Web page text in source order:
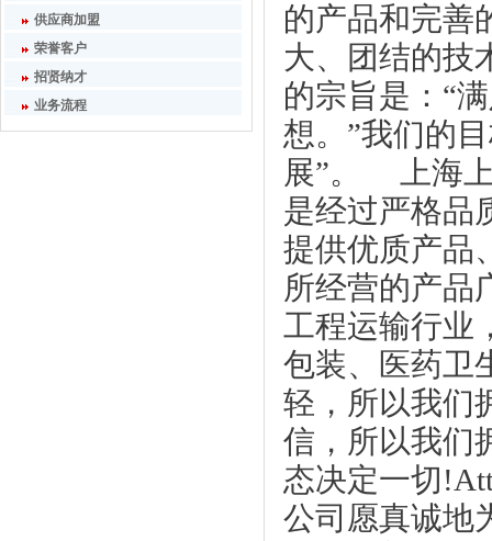
供应商加盟
荣誉客户
招贤纳才
业务流程
的产品和完善
大、团结的技
的宗旨是：“
想。”我们的
展”。 上海上
是经过严格品
提供优质产品
所经营的产品
工程运输行业
包装、医药卫
轻，所以我们
信，所以我们
态决定一切
公司愿真诚地